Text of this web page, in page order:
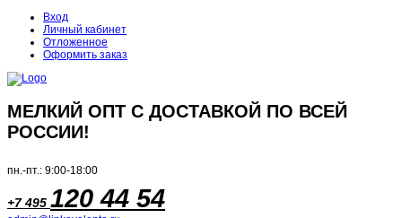
Вход
Личный кабинет
Отложенное
Оформить заказ
МЕЛКИЙ ОПТ С ДОСТАВКОЙ ПО ВСЕЙ
РОССИИ!
пн.-пт.: 9:00-18:00
+7 495 120 44 54